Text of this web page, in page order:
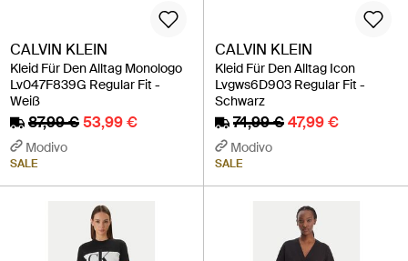
CALVIN KLEIN
Kleid Für Den Alltag Monologo
Lv047F839G Regular Fit -
Weiß
87,99 €53,99 €
Modivo
SALE
CALVIN KLEIN
Kleid Für Den Alltag Icon
Lvgws6D903 Regular Fit -
Schwarz
74,99 €47,99 €
Modivo
SALE